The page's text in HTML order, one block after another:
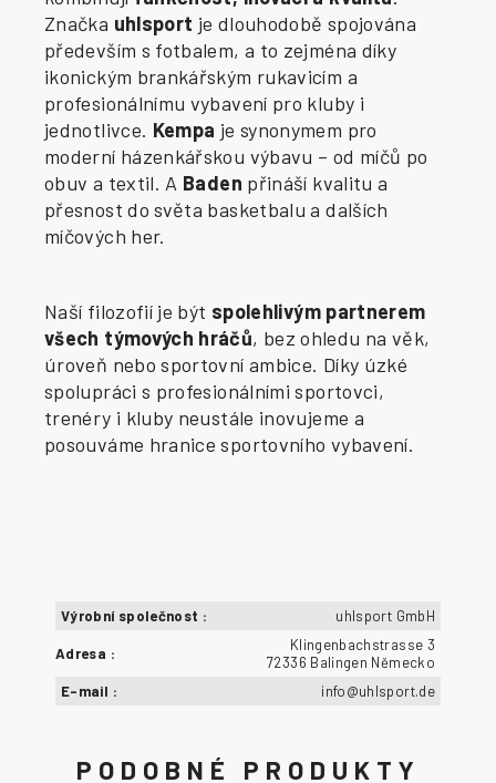
Značka uhlsport je dlouhodobě spojována
především s fotbalem, a to zejména díky
ikonickým brankářským rukavicím a
profesionálnímu vybavení pro kluby i
jednotlivce. Kempa je synonymem pro
moderní házenkářskou výbavu – od míčů po
obuv a textil. A Baden přináší kvalitu a
přesnost do světa basketbalu a dalších
míčových her.
Naší filozofií je být spolehlivým partnerem
všech týmových hráčů, bez ohledu na věk,
úroveň nebo sportovní ambice. Díky úzké
spolupráci s profesionálními sportovci,
trenéry i kluby neustále inovujeme a
posouváme hranice sportovního vybavení.
Výrobní společnost : uhlsport GmbH
Adresa :
Klingenbachstrasse 3
72336 Balingen Německo
E-mail : info@uhlsport.de